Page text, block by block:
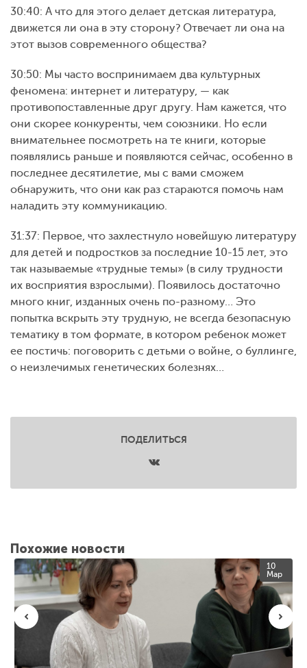
30:40: А что для этого делает детская литература,
движется ли она в эту сторону? Отвечает ли она на
этот вызов современного общества?
30:50: Мы часто воспринимаем два культурных
феномена: интернет и литературу, — как
противопоставленные друг другу. Нам кажется, что
они скорее конкуренты, чем союзники. Но если
внимательнее посмотреть на те книги, которые
появлялись раньше и появляются сейчас, особенно в
последнее десятилетие, мы с вами сможем
обнаружить, что они как раз стараются помочь нам
наладить эту коммуникацию.
31:37: Первое, что захлестнуло новейшую литературу
для детей и подростков за последние 10-15 лет, это
так называемые «трудные темы» (в силу трудности
их восприятия взрослыми). Появилось достаточно
много книг, изданных очень по-разному… Это
попытка вскрыть эту трудную, не всегда безопасную
тематику в том формате, в котором ребенок может
ее постичь: поговорить с детьми о войне, о буллинге,
о неизлечимых генетических болезнях…
ПОДЕЛИТЬСЯ
Похожие новости
10
Мар